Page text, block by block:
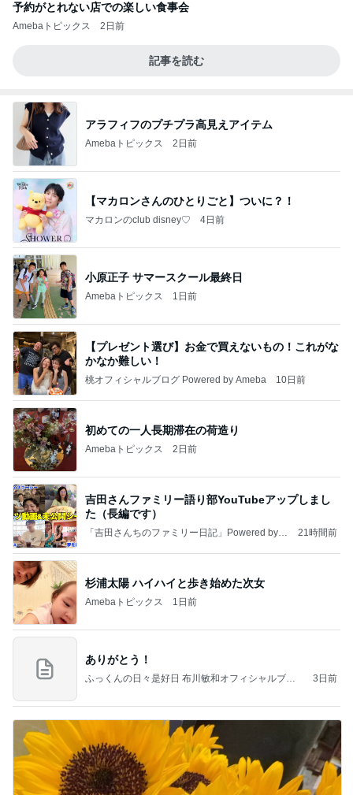
予約がとれない店での楽しい食事会
Amebaトピックス 2日前
記事を読む
アラフィフのプチプラ高見えアイテム
Amebaトピックス 2日前
【マカロンさんのひとりごと】ついに？！
マカロンのclub disney♡ 4日前
小原正子 サマースクール最終日
Amebaトピックス 1日前
【プレゼント選び】お金で買えないもの！これがな
かなか難しい！
桃オフィシャルブログ Powered by Ameba 10日前
初めての一人長期滞在の荷造り
Amebaトピックス 2日前
吉田さんファミリー語り部YouTubeアップしまし
た（長編です）
「吉田さんちのファミリー日記」Powered by A
21時間前
杉浦太陽 ハイハイと歩き始めた次女
Amebaトピックス 1日前
ありがとう！
ふっくんの日々是好日 布川敏和オフィシャルブロ
3日前